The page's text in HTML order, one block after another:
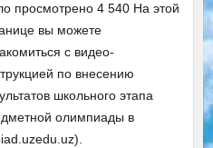
просмотрено 4 540 На этой
вы можете
с видео-
по внесению
школьного этапа
олимпиады в